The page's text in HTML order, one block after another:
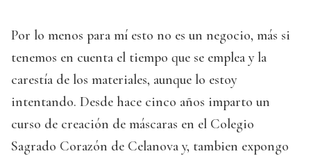
Por lo menos para mí esto no es un negocio, más si
tenemos en cuenta el tiempo que se emplea y la
carestía de los materiales, aunque lo estoy
intentando. Desde hace cinco años imparto un
curso de creación de máscaras en el Colegio
Sagrado Corazón de Celanova y, tambien expongo